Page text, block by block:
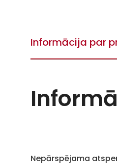
Informācija par
Nepārspējama